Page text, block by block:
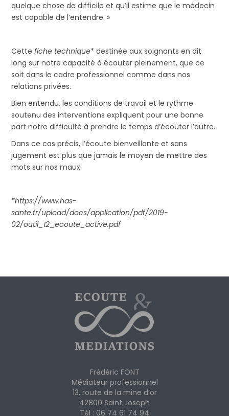
quelque chose de difficile et qu’il estime que le médecin
est capable de l’entendre. »
Cettefiche technique* destinée aux soignants en dit
long sur notre capacité à écouter pleinement, que ce
soit dans le cadre professionnel comme dans nos
relations privées.
Bien entendu, les conditions de travail et le rythme
soutenu des interventions expliquent pour une bonne
part notre difficulté à prendre le temps d’écouter l’autre.
Dans ce cas précis, l’écoute bienveillante et sans
jugement est plus que jamais le moyen de mettre des
mots sur nos maux.
*https://www.has-
sante.fr/upload/docs/application/pdf/2019-
02/outil_12_ecoute_active.pdf
Frédéric FONT
Médiateur professionnel
13, route de la mine d’or
42800 Saint Joseph
Tél : 06 74 61 74 94